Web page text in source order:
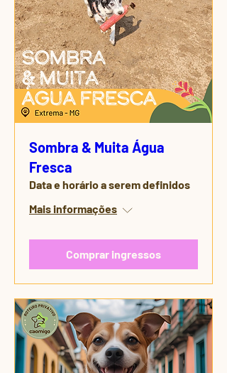
Sombra & Muita Água
Fresca
Data e horário a serem definidos
Mais informações
Comprar ingressos